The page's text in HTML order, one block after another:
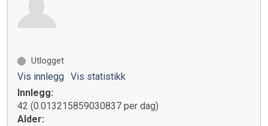
Utlogget
Vis innlegg Vis statistikk
Innlegg:
42 (0.013215859030837 per dag)
Alder: